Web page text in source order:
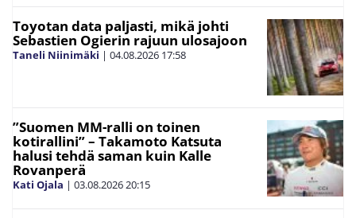
Toyotan data paljasti, mikä johti
Sebastien Ogierin rajuun ulosajoon
Taneli Niinimäki | 04.08.2026 17:58
”Suomen MM-ralli on toinen
kotirallini” – Takamoto Katsuta
halusi tehdä saman kuin Kalle
Rovanperä
Kati Ojala | 03.08.202620:15